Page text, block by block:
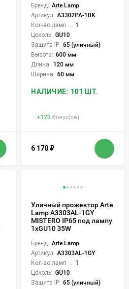
Бренд: Arte Lamp
Артикул: A3302PA-1BK
1
Цоколь: GU10
Защита IP: 65 (уличный)
Высота: 600 мм
Длина: 120 мм
Ширина: 60 мм
НАЛИЧИЕ: 101 ШТ.
+123 бонус(ов)
6 170 ₽
Уличный прожектор Arte
Lamp A3303AL-1GY
MISTERO IP65 под лампу
1xGU10 35W
Бренд: Arte Lamp
Артикул: A3303AL-1GY
1
Цоколь: GU10
Защита IP: 65 (уличный)